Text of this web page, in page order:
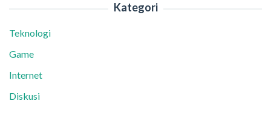
Kategori
Teknologi
Game
Internet
Diskusi